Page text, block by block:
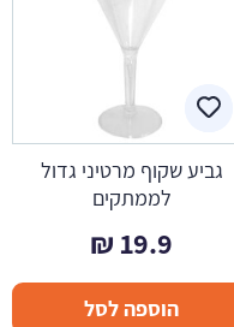
גביע שקוף מרטיני גדול
לממתקים
19.9
₪
הוספה לסל